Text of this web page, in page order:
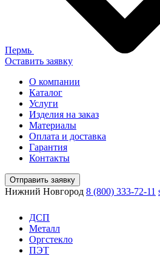
Пермь
Оставить заявку
О компании
Каталог
Услуги
Изделия на заказ
Материалы
Оплата и доставка
Гарантия
Контакты
Отправить заявку
Нижний Новгород 8 (800) 333-72-11
ДСП
Металл
Оргстекло
ПЭТ